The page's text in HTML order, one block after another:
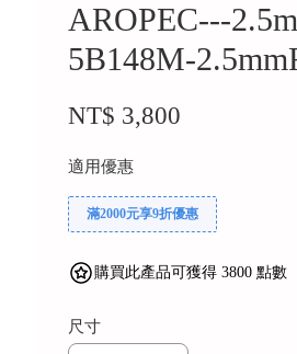
AROPEC---
5B148M-
NT$ 3,800
適用優惠
滿2000元享9折優惠
購買此產品可獲得 3800 點數
尺寸